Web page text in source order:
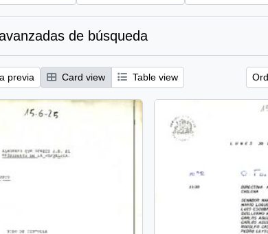
de búsqueda
previa Card view Table view